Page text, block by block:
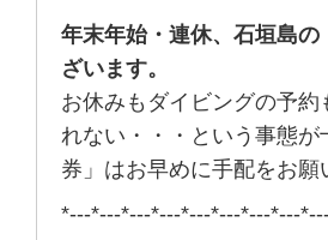
年末年始・連休、石垣島
ざいます。
お休みもダイビングの予
れない・・・という事態
券」はお早めに手配をお願
*---*---*---*---*---*---*---*---